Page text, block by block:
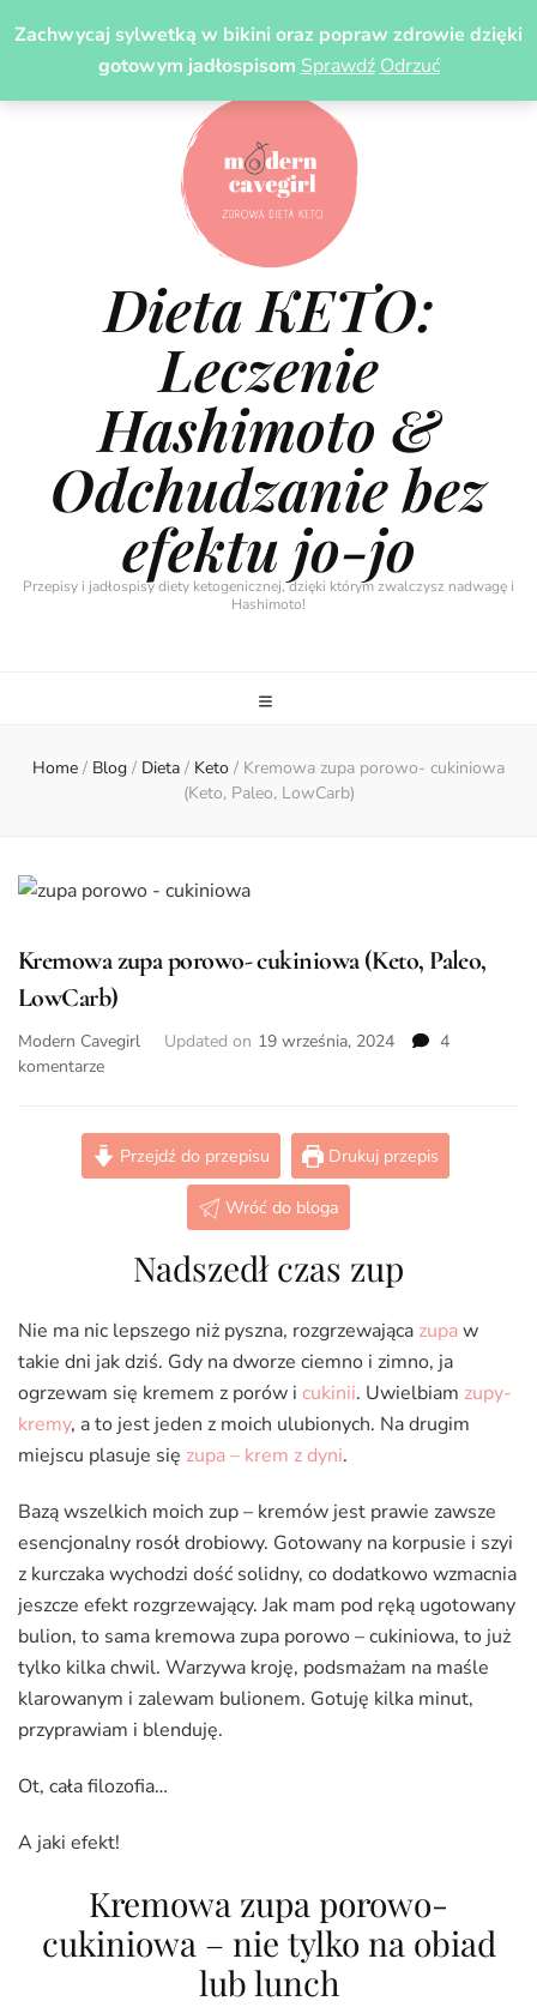
Zachwycaj sylwetką w bikini oraz popraw zdrowie dzięki
gotowym jadłospisom Sprawdź Odrzuć
Dieta KETO:
Leczenie
Hashimoto &
Odchudzanie bez
efektu jo-jo
Przepisy i jadłospisy diety ketogenicznej, dzięki którym zwalczysz nadwagę i
Hashimoto!
Home / Blog / Dieta / Keto / Kremowa zupa porowo- cukiniowa
(Keto, Paleo, LowCarb)
Kremowa zupa porowo- cukiniowa (Keto, Paleo,
LowCarb)
Modern Cavegirl Updated on 19 września, 2024
4
komentarzedo
porowo-
cukiniowa
Przejdź do przepisu Drukuj przepis
Wróć do bloga
Nadszedł czas zup
Nie ma nic lepszego niż pyszna, rozgrzewająca zupaw
takie dni jak dziś. Gdy na dworze ciemno i zimno, ja
ogrzewam się kremem z porów i cukinii. Uwielbiam zupy-
kremy, a to jest jeden z moich ulubionych. Na drugim
miejscu plasuje się zupa – krem z dyni.
Bazą wszelkich moich zup – kremów jest prawie zawsze
esencjonalny rosół drobiowy. Gotowany na korpusie i szyi
z kurczaka wychodzi dość solidny, co dodatkowo wzmacnia
jeszcze efekt rozgrzewający. Jak mam pod ręką ugotowany
bulion, to sama kremowa zupa porowo – cukiniowa, to już
tylko kilka chwil. Warzywa kroję, podsmażam na maśle
klarowanym i zalewam bulionem. Gotuję kilka minut,
przyprawiam i blenduję.
Ot, cała filozofia…
A jaki efekt!
Kremowa zupa porowo-
cukiniowa – nie tylko na obiad
lub lunch